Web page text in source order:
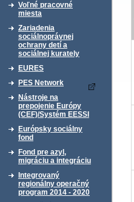
Voľné pracovné
miesta
Zariadenia
sociálnoprávnej
ochrany detí a
sociálnej kurately
EURES
PES Network
Nástroje na
prepojenie Európy
(CEF)/Systém EESSI
Európsky sociálny
fond
Fond pre azyl,
migráciu a integráciu
Integrovaný
regionálny operačný
program 2014 - 2020